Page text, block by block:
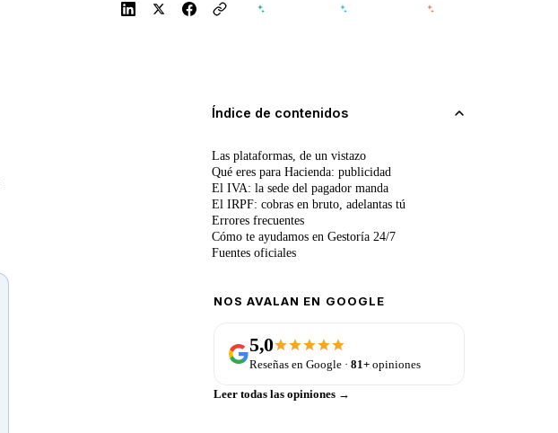
Índice de contenidos
Las plataformas, de un vistazo
Qué eres para Hacienda: publicidad
El IVA: la sede del pagador manda
El IRPF: cobras en bruto, adelantas tú
Errores frecuentes
Cómo te ayudamos en Gestoría 24/7
Fuentes oficiales
NOS AVALAN EN GOOGLE
5,0
Reseñas en Google · 81+ opiniones
Leer todas las opiniones →